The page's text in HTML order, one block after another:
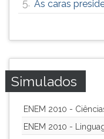
5. As caras
Simulados
ENEM 2010 -
ENEM 2010 -